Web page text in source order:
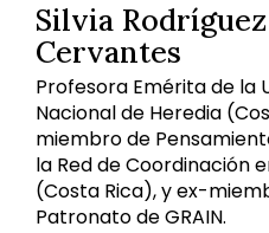
Silvia Rodríguez
Cervantes
Profesora Emérita de la
Nacional de Heredia
miembro de
la Red de Coordinación
(Costa Rica), y ex-
Patronato de GRAIN.